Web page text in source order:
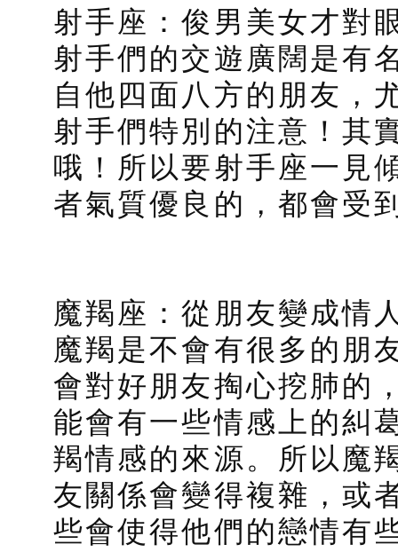
射手座：俊男美女才對
射手們的交遊廣闊是有
自他四面八方的朋友，
射手們特別的注意！其
哦！所以要射手座一見
者氣質優良的，都會受
魔羯座：從朋友變成情
魔羯是不會有很多的朋
會對好朋友掏心挖肺的
能會有一些情感上的糾
羯情感的來源。所以魔
友關係會變得複雜，或
些會使得他們的戀情有